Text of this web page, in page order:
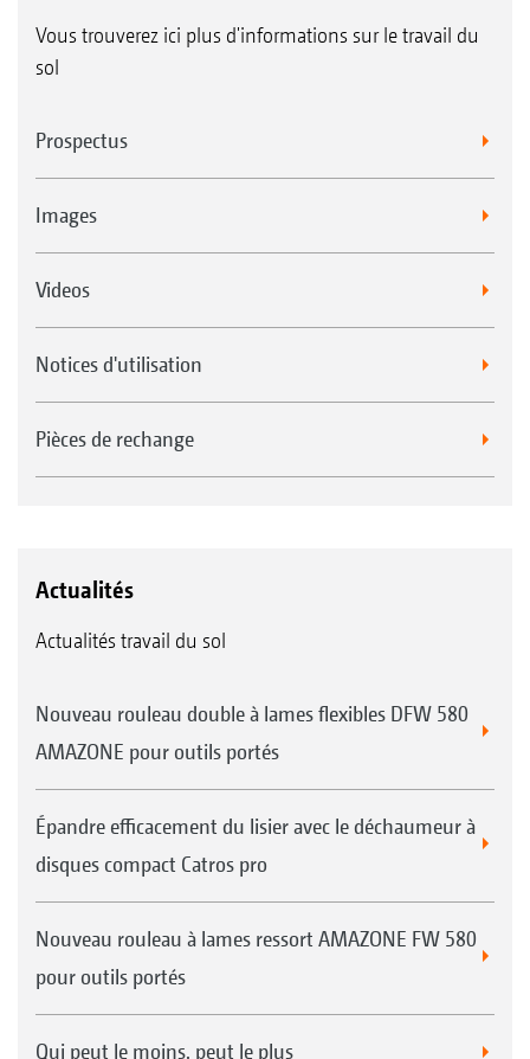
Vous trouverez ici plus d'informations sur le travail du
sol
Prospectus
Images
Videos
Notices d'utilisation
Pièces de rechange
Actualités
Actualités travail du sol
Nouveau rouleau double à lames flexibles DFW 580
AMAZONE pour outils portés
Épandre efficacement du lisier avec le déchaumeur à
disques compact Catros pro
Nouveau rouleau à lames ressort AMAZONE FW 580
pour outils portés
Qui peut le moins, peut le plus